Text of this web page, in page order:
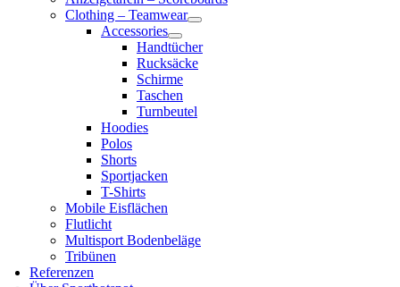
Clothing – Teamwear
Accessories
Handtücher
Rucksäcke
Schirme
Taschen
Turnbeutel
Hoodies
Polos
Shorts
Sportjacken
T-Shirts
Mobile Eisflächen
Flutlicht
Multisport Bodenbeläge
Tribünen
Referenzen